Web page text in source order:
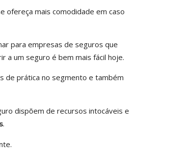
ofereça mais comodidade em caso
para empresas de seguros que
a um seguro é bem mais fácil hoje.
de prática no segmento e também
dispõem de recursos intocáveis e
.